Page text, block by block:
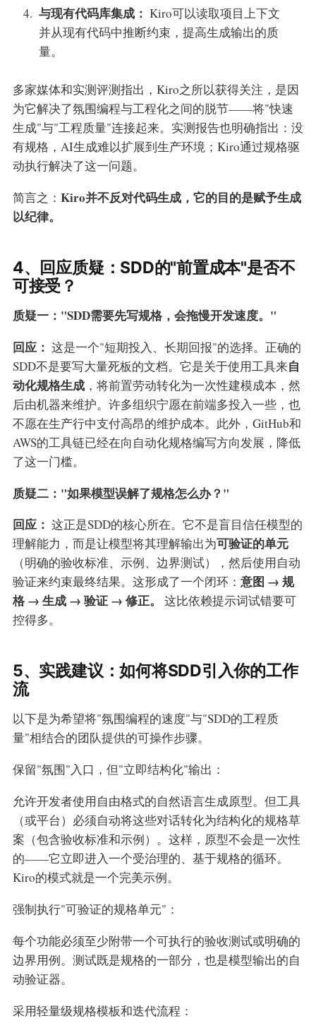
与现有代码库集成： Kiro可以读取项目上下文
并从现有代码中推断约束，提高生成输出的质
量。
多家媒体和实测评测指出，Kiro之所以获得关注，是因
为它解决了氛围编程与工程化之间的脱节——将"快速
生成"与"工程质量"连接起来。实测报告也明确指出：没
有规格，AI生成难以扩展到生产环境；Kiro通过规格驱
动执行解决了这一问题。
简言之： Kiro并不反对代码生成，它的目的是赋予生成
以纪律。
4、回应质疑：SDD的"前置成本"是否不
可接受？
质疑一："SDD需要先写规格，会拖慢开发速度。"
回应： 这是一个"短期投入、长期回报"的选择。正确的
SDD不是要写大量死板的文档。它是关于使用工具来自
动化规格生成，将前置劳动转化为一次性建模成本，然
后由机器来维护。许多组织宁愿在前端多投入一些，也
不愿在生产行中支付高昂的维护成本。此外，GitHub和
AWS的工具链已经在向自动化规格编写方向发展，降低
了这一门槛。
质疑二："如果模型误解了规格怎么办？"
回应： 这正是SDD的核心所在。它不是盲目信任模型的
理解能力，而是让模型将其理解输出为可验证的单元
（明确的验收标准、示例、边界测试），然后使用自动
验证来约束最终结果。这形成了一个闭环： 意图 → 规
格 → 生成 → 验证 → 修正。
这比依赖提示词试错要可
控得多。
5、实践建议：如何将SDD引入你的工作
流
以下是为希望将"氛围编程的速度"与"SDD的工程质
量"相结合的团队提供的可操作步骤。
保留"氛围"入口，但"立即结构化"输出：
允许开发者使用自由格式的自然语言生成原型。但工具
（或平台）必须自动将这些对话转化为结构化的规格草
案（包含验收标准和示例）。这样，原型不会是一次性
的——它立即进入一个受治理的、基于规格的循环。
Kiro的模式就是一个完美示例。
强制执行"可验证的规格单元"：
每个功能必须至少附带一个可执行的验收测试或明确的
边界用例。测试既是规格的一部分，也是模型输出的自
动验证器。
采用轻量级规格模板和迭代流程：